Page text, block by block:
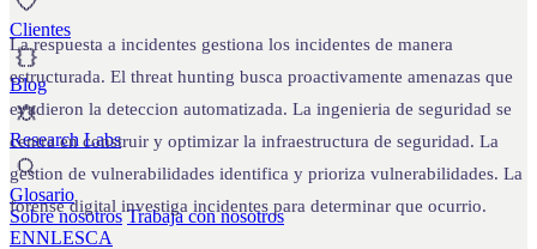
Clientes
Blog
Research Labs
Glosario
Sobre nosotros Trabaja con nosotros
ENNLESCA
La respuesta a incidentes gestiona los incidentes de manera
estructurada. El threat hunting busca proactivamente amenazas que
evadieron la deteccion automatizada. La ingenieria de seguridad se
centra en construir y optimizar la infraestructura de seguridad. La
gestion de vulnerabilidades identifica y prioriza vulnerabilidades. La
forense digital investiga incidentes para determinar que ocurrio.